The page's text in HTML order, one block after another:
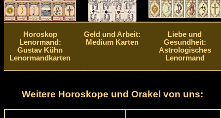
Horoskop
Lenormand:
Gustav Kühn
Lenormandkarten
Geld und Arbeit:
Medium Karten
Liebe und
Gesundheit:
Astrologisches
Lenormand
Weitere Horoskope und Orakel von uns: